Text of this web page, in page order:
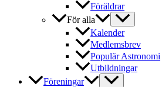
Föräldrar
För alla
Kalender
Medlemsbrev
Populär Astronomi
Utbildningar
Föreningar